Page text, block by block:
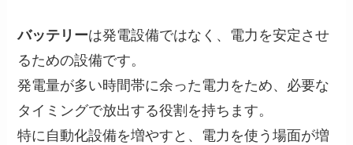
バッテリーは発電設備ではなく、電力を安定させ
るための設備です。
発電量が多い時間帯に余った電力をため、必要な
タイミングで放出する役割を持ちます。
特に自動化設備を増やすと、電力を使う場面が増